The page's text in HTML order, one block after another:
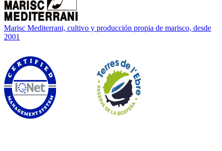
Marisc Mediterrani, cultivo y producción propia de marisco, desde
2001